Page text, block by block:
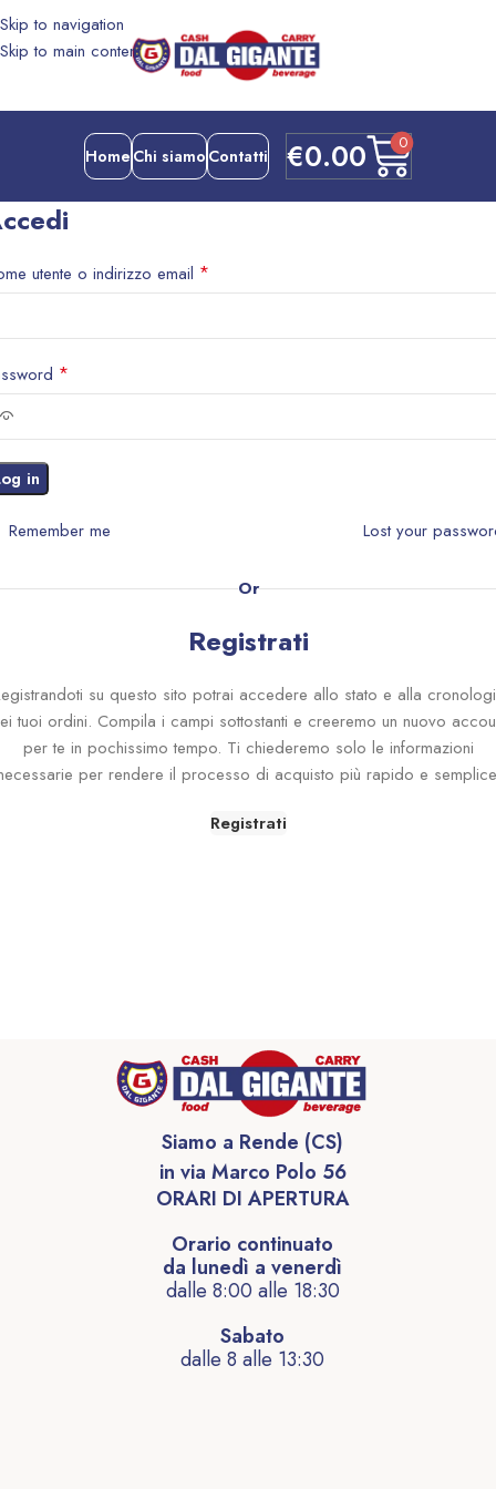
Skip to navigation
Skip to main content
€0.00 0
Home Chi siamo Contatti
utente o indirizzo email *
*
in
Lost your
Remember me
Or
Registrati
su questo sito potrai accedere allo stato e alla
tuoi ordini. Compila i campi sottostanti e creeremo un nuovo
per te in pochissimo tempo. Ti chiederemo solo le informazioni
per rendere il processo di acquisto più rapido e
Registrati
Siamo a Rende (CS)
in via Marco Polo 56
ORARI DI APERTURA
Orario continuato
da lunedì a venerdì
dalle 8:00 alle 18:30
Sabato
dalle 8 alle 13:30